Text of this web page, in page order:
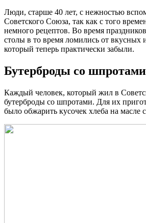
Люди, старше 40 лет, с нежностью
Советского Союза, так как с того
немного рецептов. Во время
столы в то время ломились от вкусных
который теперь практически забыли.
Бутерброды со шпротами
Каждый человек, который жил в
бутерброды со шпротами. Для их
было обжарить кусочек хлеба на масле